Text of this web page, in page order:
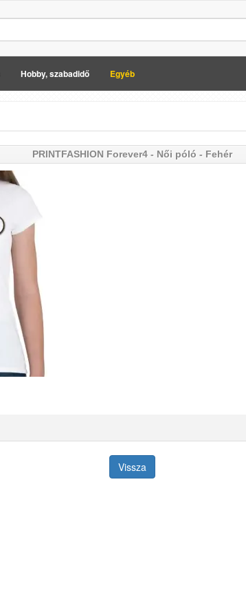
Hobby, szabadidő Egyéb
PRINTFASHION Forever4 - Női póló - Fehér
Vissza